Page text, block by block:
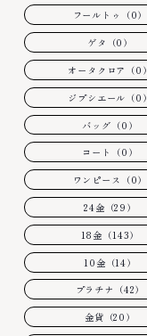
フールトゥ（0）
ゲタ（0）
オータクロア（0）
ジプシエール（0）
バッグ（0）
コート（0）
ワンピース（0）
24金（29）
18金（143）
10金（14）
プラチナ（42）
金貨（20）